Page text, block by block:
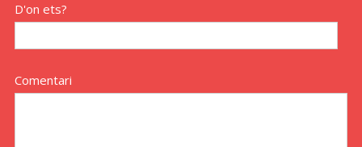
D'on ets?
Comentari